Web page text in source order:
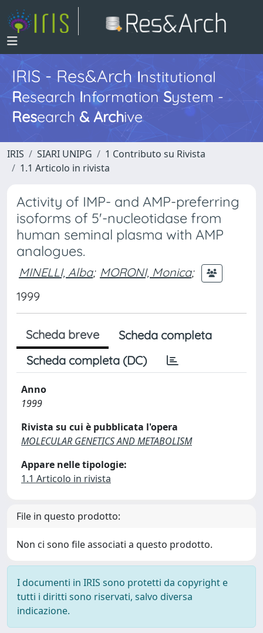
IRIS - Res&ArchInstitutional
Research InformationSystem -
Research & Archive
IRIS SIARI UNIPG
1 Contributo su Rivista
1.1 Articolo in rivista
Activity of IMP- and AMP-preferring
isoforms of 5'-nucleotidase from
human seminal plasma with AMP
analogues.
MINELLI, Alba; MORONI, Monica;
1999
Scheda breve
Scheda completa
Scheda completa (DC)
Anno
1999
Rivista su cui è pubblicata l'opera
MOLECULAR GENETICS AND METABOLISM
Appare nelle tipologie:
1.1 Articolo in rivista
File in questo prodotto:
Non ci sono file associati a questo prodotto.
I documenti in IRIS sono protetti da copyright e
tutti i diritti sono riservati, salvo diversa
indicazione.